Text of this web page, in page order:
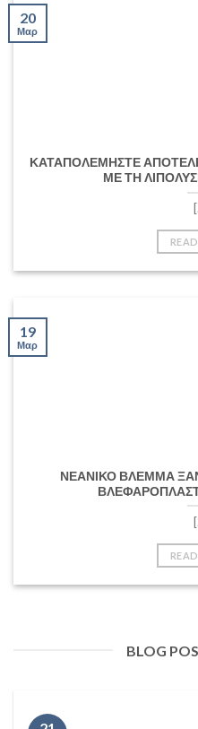
ΚΑΤΑΠΟΛΕΜΗΣΤΕ
ΜΕ ΤΗ
20
Μαρ
ΝΕΑΝΙΚΟ ΒΛΕΜΜΑ
19
Μαρ
BLOG